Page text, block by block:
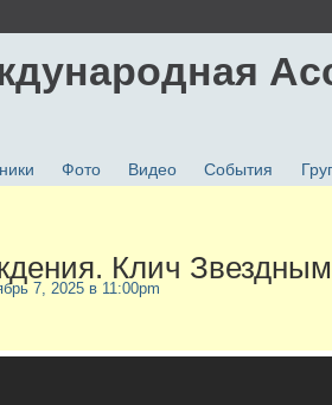
Фото Видео События
Клич
7, 2025 в 11:00pm